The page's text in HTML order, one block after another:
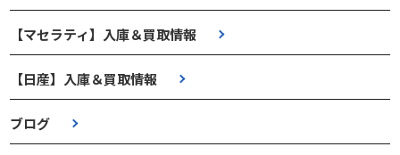
【マセラティ】入庫＆買取情報
【日産】入庫＆買取情報
ブログ